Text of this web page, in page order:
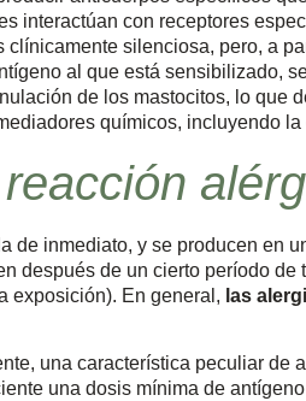
interactúan con receptores
silenciosa, pero, a
al que está sensibilizado,
de los mastocitos, lo que
químicos, incluyendo
de inmediato, y se producen en
después de un cierto período
exposición). En general, las
una característica peculiar de
una dosis mínima de